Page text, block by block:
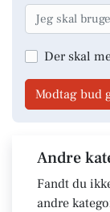
Der skal
Modtag bud
Andre
Fandt du
andre